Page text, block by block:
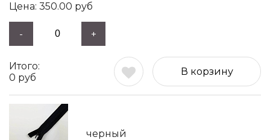
350.00 руб
- +
0 руб
В корзину
черный